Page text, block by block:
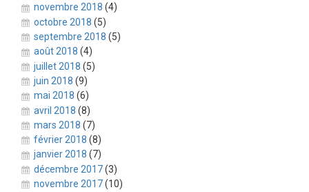
novembre 2018 (4)
octobre 2018 (5)
septembre 2018 (5)
août 2018 (4)
juillet 2018 (5)
juin 2018 (9)
mai 2018 (6)
avril 2018 (8)
mars 2018 (7)
février 2018 (8)
janvier 2018 (7)
décembre 2017(3)
novembre 2017(10)